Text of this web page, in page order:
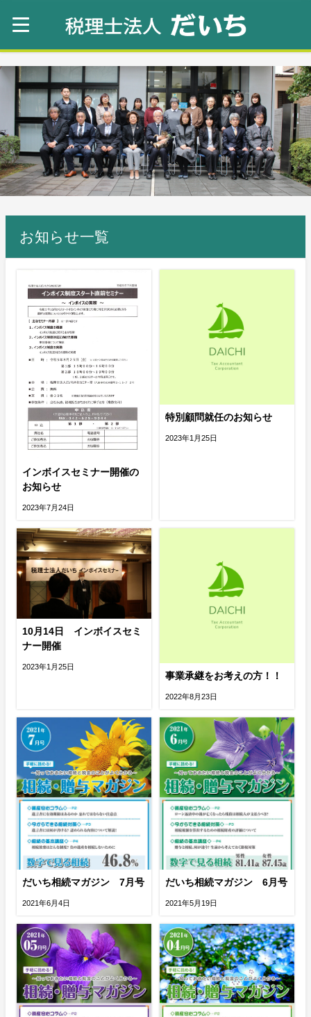
お知らせ一覧
インボイスセミナー開催の
お知らせ
2023年7月24日
特別顧問就任のお知らせ
2023年1月25日
10月14日 インボイスセミ
ナー開催
2023年1月25日
事業承継をお考えの方！！
2022年8月23日
だいち相続マガジン 7月号
2021年6月4日
だいち相続マガジン 6月号
2021年5月19日